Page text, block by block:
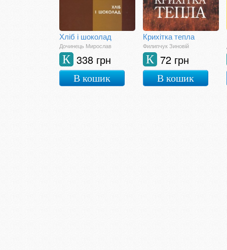
Хліб і шоколад
Дочинець Мирослав
338 грн
К
В кошик
Крихітка тепла
Филипчук Зиновій
72 грн
К
В кошик